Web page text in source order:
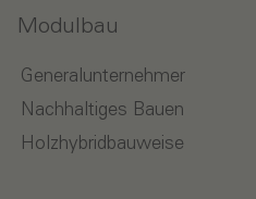
Modulbau
Generalunternehmer
Nachhaltiges Bauen
Holzhybridbauweise